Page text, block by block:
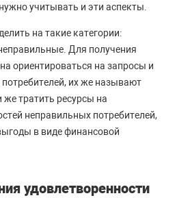
учитывать и эти аспекты.
на такие категории:
Для получения
ориентироваться на запросы и
их же называют
же тратить ресурсы на
неправильных потребителей,
в виде финансовой
удовлетворенности